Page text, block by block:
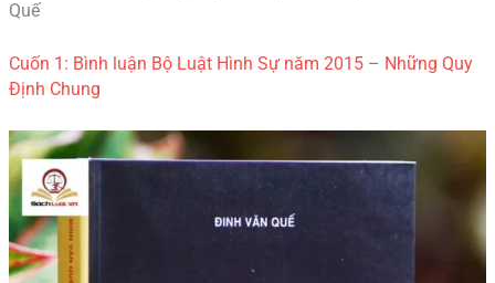
Quế
Cuốn 1: Bình luận Bộ Luật Hình Sự năm 2015 – Những Quy
Định Chung